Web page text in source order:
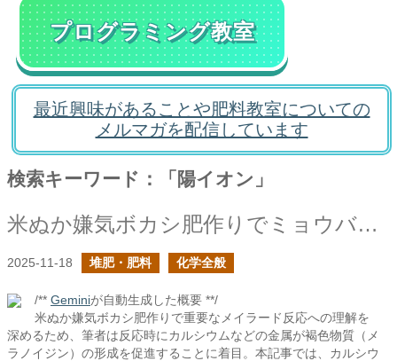
プログラミング教室
最近興味があることや肥料教室についての
メルマガを配信しています
検索キーワード：「陽イオン」
米ぬか嫌気ボカシ肥作りでミョウバンや鉄粉を入れると反応は加速するか？
2025-11-18 堆肥・肥料 化学全般
/** Geminiが自動生成した概要 **/
米ぬか嫌気ボカシ肥作りで重要なメイラード反応への理解を
深めるため、筆者は反応時にカルシウムなどの金属が褐色物質（メ
ラノイジン）の形成を促進することに着目。本記事では、カルシウ